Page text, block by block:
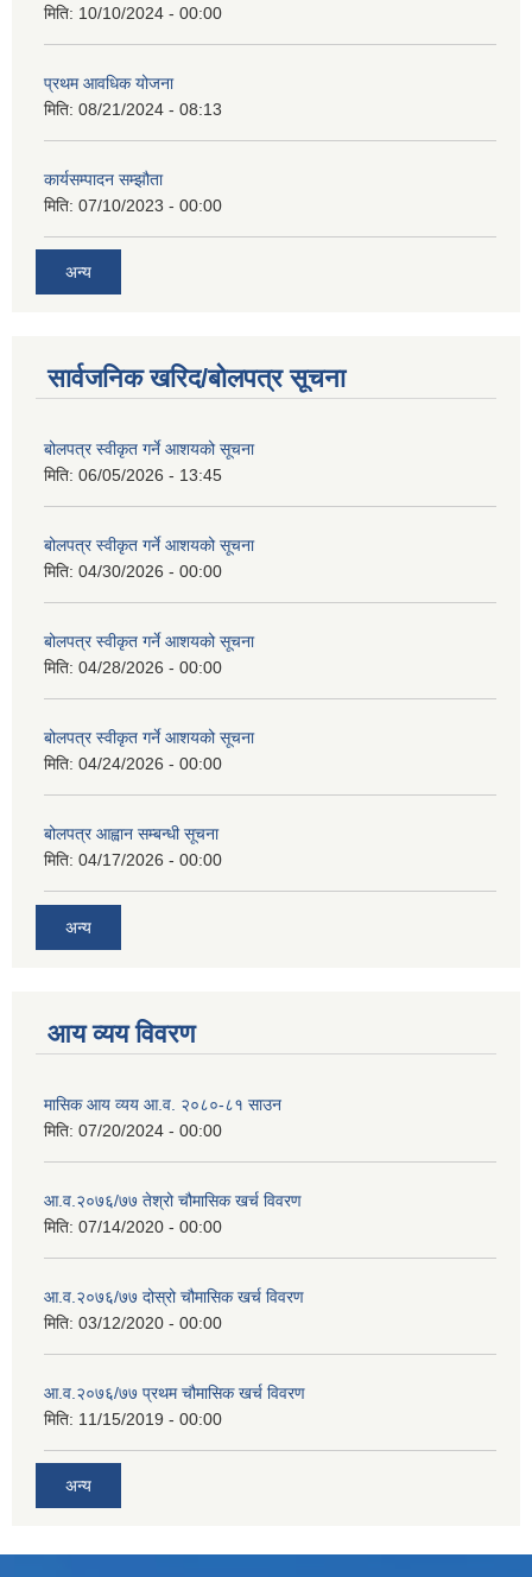
मिति: 10/10/2024 - 00:00
प्रथम आवधिक योजना
मिति: 08/21/2024 - 08:13
कार्यसम्पादन सम्झौता
मिति: 07/10/2023 - 00:00
अन्य
सार्वजनिक खरिद/बोलपत्र सूचना
बोलपत्र स्वीकृत गर्ने आशयको सूचना
मिति: 06/05/2026 - 13:45
बोलपत्र स्वीकृत गर्ने आशयको सूचना
मिति: 04/30/2026 - 00:00
बोलपत्र स्वीकृत गर्ने आशयको सूचना
मिति: 04/28/2026 - 00:00
बोलपत्र स्वीकृत गर्ने आशयको सूचना
मिति: 04/24/2026 - 00:00
बोलपत्र आह्वान सम्बन्धी सूचना
मिति: 04/17/2026 - 00:00
अन्य
आय व्यय विवरण
मासिक आय व्यय आ.व. २०८०-८१ साउन
मिति: 07/20/2024 - 00:00
आ.व.२०७६/७७ तेश्रो चौमासिक खर्च विवरण
मिति: 07/14/2020 - 00:00
आ.व.२०७६/७७ दोस्रो चौमासिक खर्च विवरण
मिति: 03/12/2020 - 00:00
आ.व.२०७६/७७ प्रथम चौमासिक खर्च विवरण
मिति: 11/15/2019 - 00:00
अन्य